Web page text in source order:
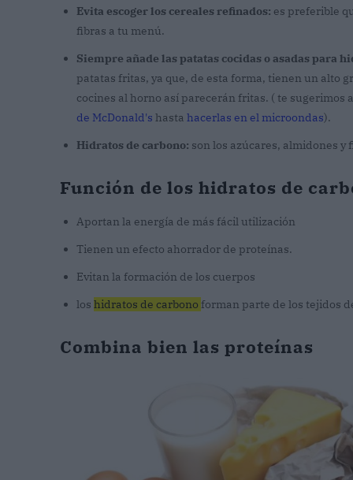
Evita escoger los cereales refinados: es preferible
fibras a tu menú.
Siempre añade las patatas cocidas o asadas para
patatas fritas, ya que, de esta forma, tienen un alto
cocines al horno así parecerán fritas. ( te sugerimos
de McDonald's hasta hacerlas en el microondas).
Hidratos de carbono: son los azúcares, almidones y
Función de los hidratos de
Aportan la energía de más fácil utilización
Tienen un efecto ahorrador de proteínas.
Evitan la formación de los cuerpos
los hidratos de carbono forman parte de los tejidos
Combina bien las proteínas